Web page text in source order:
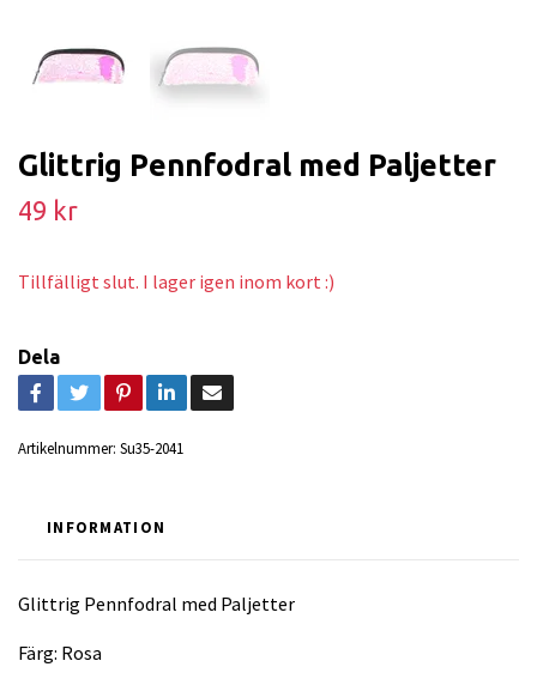
Glittrig Pennfodral med Paljetter
49 kr
Tillfälligt slut. I lager igen inom kort :)
Dela
Artikelnummer: Su35-2041
INFORMATION
Glittrig Pennfodral med Paljetter
Färg: Rosa